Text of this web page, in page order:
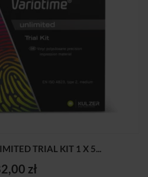
TRIAL KIT 1 X 5...
zł